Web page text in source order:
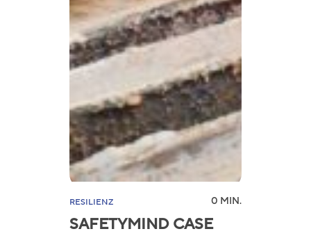
RESILIENZ 0 MIN.
SAFETYMIND CASE